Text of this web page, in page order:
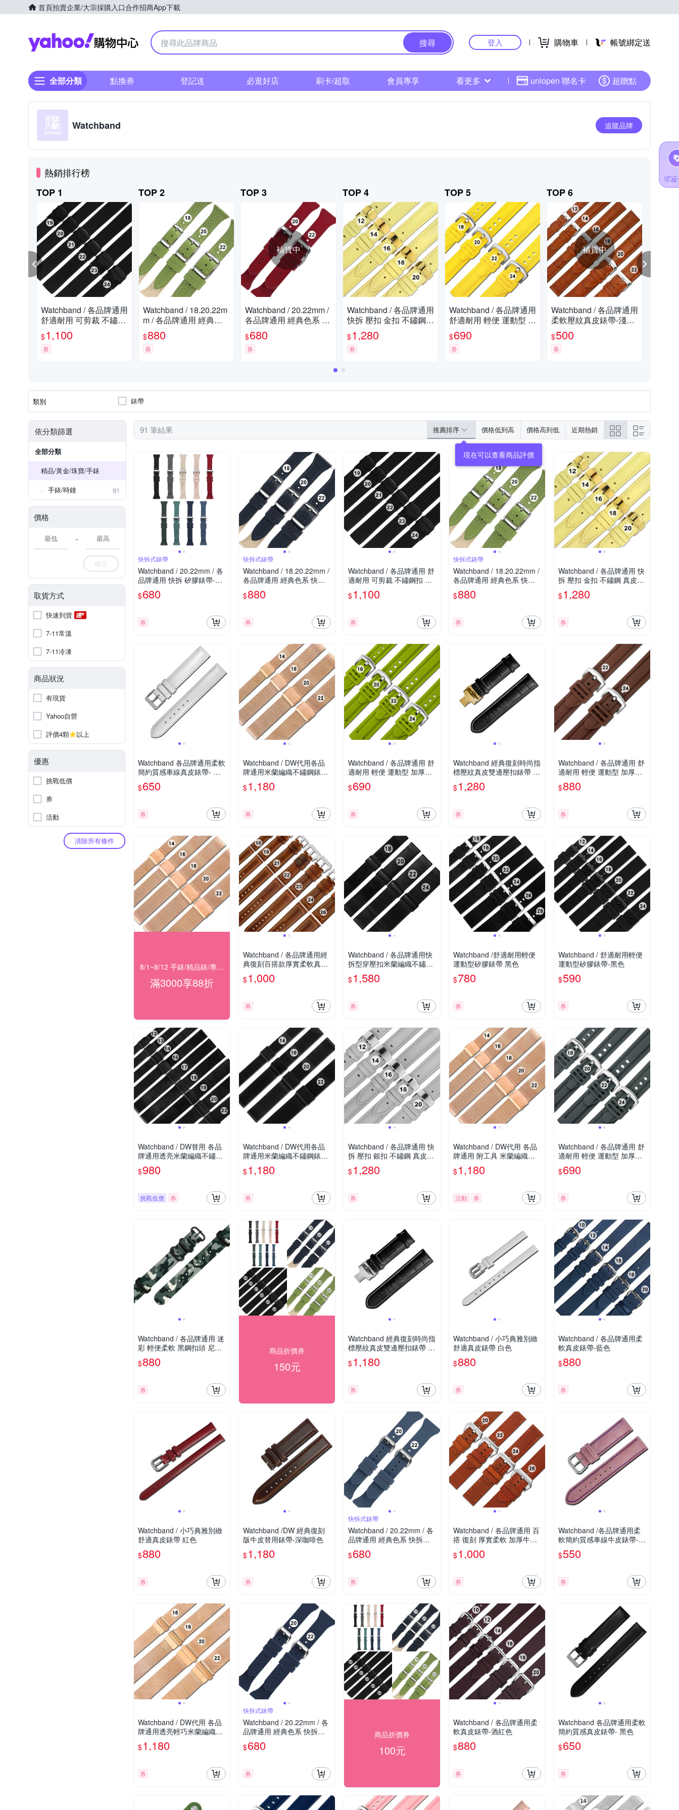
首頁拍賣企業/大宗採購入口合作招商App下載
Yahoo購物中心
搜尋 登入 購物車 帳號綁定送
全部分類 點換券 登記送 必逛好店 刷卡/超取 會員專享 看更多 uniopen 聯名卡 超贈點
Watchband 追蹤品牌
熱銷排行榜
TOP 1
Watchband / 各品牌通用
舒適耐用 可剪裁 不鏽鋼
扣 矽膠錶帶 黑色
$1,100
券
TOP 2
Watchband / 18.20.22m
m / 各品牌通用 經典色
系 快拆型 雙色真皮錶
帶-綠x米白色
$880
券
TOP 3
補貨中
Watchband / 20.22mm /
各品牌通用 經典色系 快
拆型 矽膠錶帶-深紅色
$680
券
TOP 4
Watchband / 各品牌通用
快拆 壓扣 金扣 不鏽鋼
真皮錶帶 黃色
$1,280
券
TOP 5
Watchband / 各品牌通用
舒適耐用 輕便 運動型 加
厚矽膠錶帶 黃色
$690
券
TOP 6
補貨中
Watchband / 各品牌通用
柔軟壓紋真皮錶帶-淺棕
色
$500
券
類別 錶帶
依分類篩選
全部分類
精品/黃金/珠寶/手錶
手錶/時鐘
91
價格
-
確定
取貨方式
快速到貨
7-11常溫
7-11冷凍
商品狀況
有現貨
Yahoo自營
評價4顆
以上
優惠
挑戰低價
券
活動
清除所有條件
91 筆結果 推薦排序 價格低到高 價格高到低 近期熱銷
快拆式錶帶
Watchband / 20.22mm / 各
品牌通用 快拆 矽膠錶帶-粉/
松綠/橄欖綠/白/黑/海軍藍/霧
藍/紅/灰
$680
券
快拆式錶帶
Watchband / 18.20.22mm /
各品牌通用 經典色系 快拆
型 雙色真皮錶帶-深藍x米白
色
$880
券
Watchband / 各品牌通用 舒
適耐用 可剪裁 不鏽鋼扣 矽
膠錶帶 黑色
$1,100
券
快拆式錶帶
Watchband / 18.20.22mm /
各品牌通用 經典色系 快拆
型 雙色真皮錶帶-綠x米白色
$880
券
Watchband / 各品牌通用 快
拆 壓扣 金扣 不鏽鋼 真皮錶
帶 黃色
$1,280
券
Watchband 各品牌通用柔軟
簡約質感車線真皮錶帶- 白
色
$650
券
Watchband / DW代用各品
牌通用米蘭編織不鏽鋼錶帶-
玫瑰金
$1,180
券
Watchband / 各品牌通用 舒
適耐用 輕便 運動型 加厚矽
膠錶帶 綠色
$690
券
Watchband 經典復刻時尚指
標壓紋真皮雙邊壓扣錶帶 黑
x白x金扣
$1,280
券
Watchband / 各品牌通用 舒
適耐用 輕便 運動型 加厚矽
膠錶帶 咖啡
$880
券
8/1~8/12 手錶/精品錶/專櫃飾品 指定商品滿$3000享88折
滿3000享88折
Watchband / 各品牌通用經
典復刻百搭款厚實柔軟真皮
錶帶-黃褐色
$1,000
券
Watchband / 各品牌通用快
拆型穿壓扣米蘭編織不鏽鋼
錶帶-黑色
$1,580
券
Watchband /舒適耐用輕便
運動型矽膠錶帶 黑色
$780
券
Watchband / 舒適耐用輕便
運動型矽膠錶帶-黑色
$590
券
Watchband / DW替用 各品
牌通用透亮米蘭編織不鏽鋼
錶帶-黑色
$980
挑戰低價 券
Watchband / DW代用各品
牌通用米蘭編織不鏽鋼錶帶-
黑色
$1,180
券
Watchband / 各品牌通用 快
拆 壓扣 銀扣 不鏽鋼 真皮錶
帶 灰色
$1,280
券
Watchband / DW代用 各品
牌通用 附工具 米蘭編織不
鏽鋼錶帶 玫瑰金
$1,180
活動 券
Watchband / 各品牌通用 舒
適耐用 輕便 運動型 加厚矽
膠錶帶 灰色
$690
券
Watchband / 各品牌通用 迷
彩 輕便柔軟 黑鋼扣頭 尼龍
錶帶 灰綠色
$880
券
商品折價券
150元
Watchband 經典復刻時尚指
標壓紋真皮雙邊壓扣錶帶 黑
x白x銀扣
$1,180
券
Watchband / 小巧典雅別緻
舒適真皮錶帶 白色
$880
券
Watchband / 各品牌通用柔
軟真皮錶帶-藍色
$880
券
Watchband / 小巧典雅別緻
舒適真皮錶帶 紅色
$880
券
Watchband /DW 經典復刻
版牛皮替用錶帶-深咖啡色
$1,180
券
快拆式錶帶
Watchband / 20.22mm / 各
品牌通用 經典色系 快拆型
矽膠錶帶-霧藍色
$680
券
Watchband / 各品牌通用 百
搭 復刻 厚實柔軟 加厚牛皮
錶帶-咖啡橘
$1,000
券
Watchband /各品牌通用柔
軟簡約質感車線牛皮錶帶-
紫色
$550
券
Watchband / DW代用 各品
牌通用透亮輕巧米蘭編織不
鏽鋼錶帶 玫瑰金
$1,180
券
快拆式錶帶
Watchband / 20.22mm / 各
品牌通用 經典色系 快拆型
矽膠錶帶-海軍藍色
$680
券
商品折價券
100元
Watchband / 各品牌通用柔
軟真皮錶帶-酒紅色
$880
券
Watchband 各品牌通用柔軟
簡約質感真皮錶帶- 黑色
$650
券